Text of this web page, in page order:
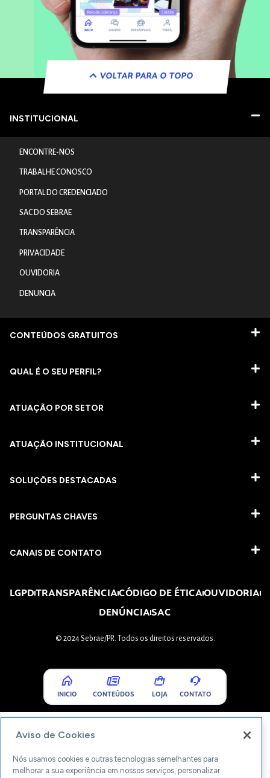
VOLTAR PARA O TOPO
INSTITUCIONAL
ENCONTRE-NOS
TRABALHE CONOSCO
PORTAL DO CREDENCIADO
SAC DO SEBRAE
TRANSPARÊNCIA
PRIVACIDADE
OUVIDORIA
DENUNCIA
CONTEÚDOS GRATUITOS
QUAL É O SEU PERFIL?
ATUAÇÃO POR SETOR
ATUAÇÃO INSTITUCIONAL
SOLUÇÕES DESTACADAS
PERGUNTAS CHAVES​
CANAIS DE CONTATO
LGPDTRANSPARÊNCIACÓDIGO DE ÉTICAOUVIDORIA
DENÚNCIASAC
© 2024 Sebrae/PR. Todos os direitos reservados.
INICIO CONTEÚDOS LOJA CONTATO
Aviso de Cookies
Nós usamos cookies e outras tecnologias semelhantes para
melhorar a sua experiência em nossos serviços, personalizar